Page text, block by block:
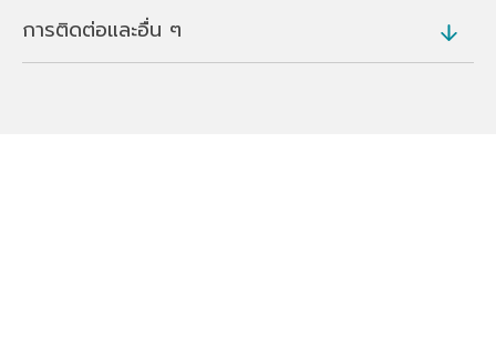
705 Shinpukuji, Chiyoda, Ora District (
เวลาเปิดบริการ
การติดต่อและอื่น ๆ